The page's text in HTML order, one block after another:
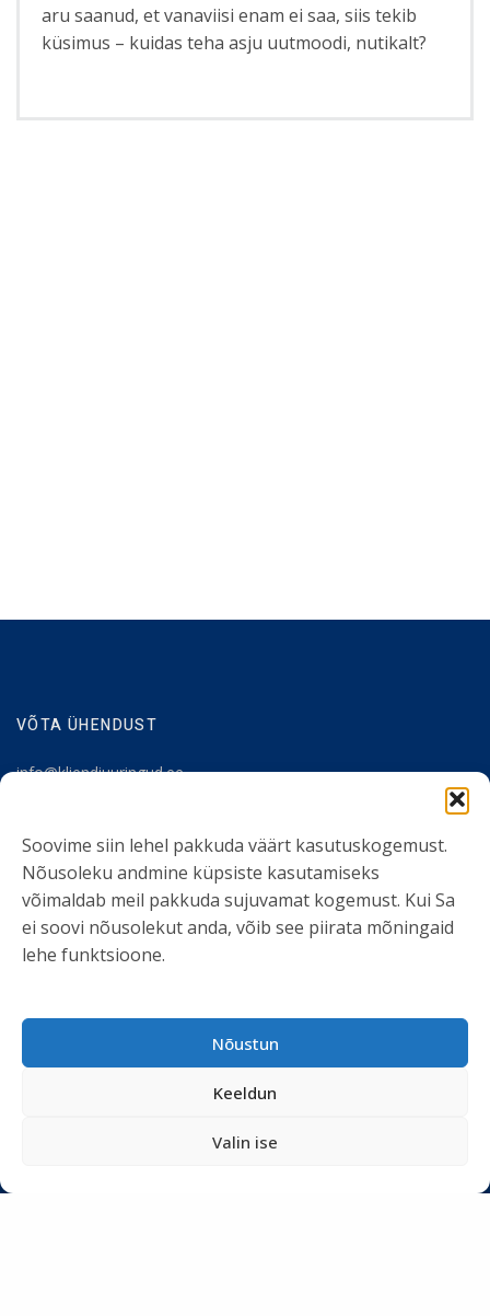
Soovime siin lehel pakkuda väärt kasutuskogemust.
Nõusoleku andmine küpsiste kasutamiseks
võimaldab meil pakkuda sujuvamat kogemust. Kui Sa
ei soovi nõusolekut anda, võib see piirata mõningaid
lehe funktsioone.
Nõustun
Keeldun
Valin ise
aru saanud, et vanaviisi enam ei saa, siis tekib
küsimus – kuidas teha asju uutmoodi, nutikalt?
VÕTA ÜHENDUST
info@kliendiuuringud.ee
KASULIK INFO
Teenused
Tööriistad
Blogi
Uudiskiri